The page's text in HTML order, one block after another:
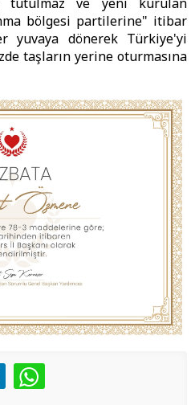
bölgesi partilerine" itibar
yuvaya dönerek Türkiye'yi
taşların yerine oturmasına